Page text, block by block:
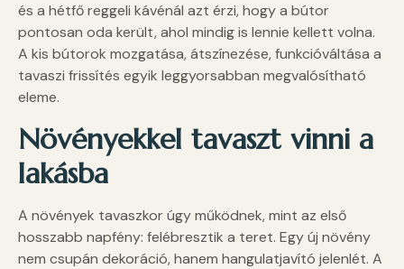
és a hétfő reggeli kávénál azt érzi, hogy a bútor
pontosan oda került, ahol mindig is lennie kellett volna.
A kis bútorok mozgatása, átszínezése, funkcióváltása a
tavaszi frissítés egyik leggyorsabban megvalósítható
eleme.
Növényekkel tavaszt vinni a
lakásba
A növények tavaszkor úgy működnek, mint az első
hosszabb napfény: felébresztik a teret. Egy új növény
nem csupán dekoráció, hanem hangulatjavító jelenlét. A